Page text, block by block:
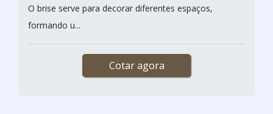
O brise serve para decorar diferentes espaços,
formando u...
Cotar agora